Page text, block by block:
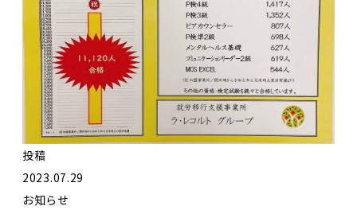
投稿
2023.07.29
お知らせ